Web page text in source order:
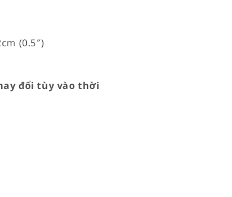
(0.5″)
đổi tùy vào thời